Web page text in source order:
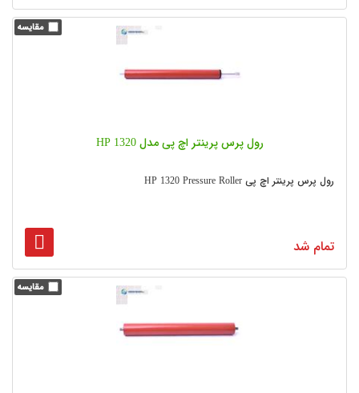
رول پرس پرینتر اچ پی مدل HP 1320
رول پرس پرینتر اچ پی HP 1320 Pressure Roller
تمام شد